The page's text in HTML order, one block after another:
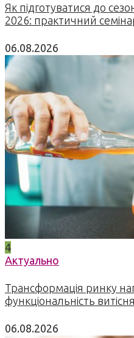
Як підготуватися до
2026: практичний
06.08.2026
4
Актуально
Трансформація ринку
функціональність
06.08.2026